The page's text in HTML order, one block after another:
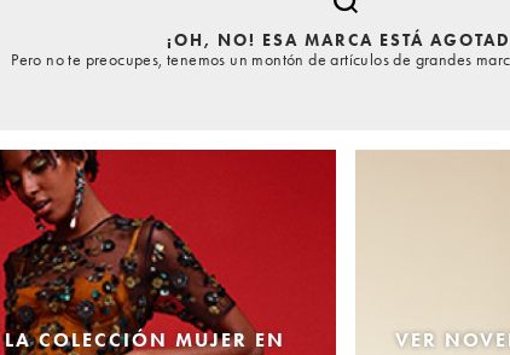
¡OH, NO! ESA MARCA ESTÁ
Pero no te preocupes, tenemos un montón de artículos de grandes
COLECCIÓN MUJER EN VER